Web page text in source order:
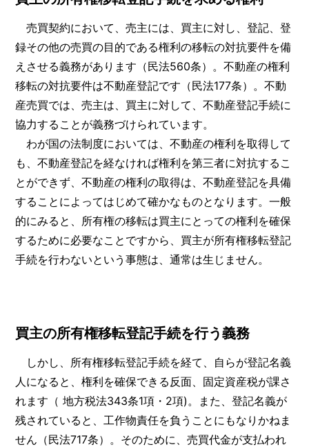
売買契約において、売主には、買主に対し、登記、登
録その他の売買の目的である権利の移転の対抗要件を備
えさせる義務があります（民法560条）。不動産の権利
移転の対抗要件は不動産登記です（民法177条）。不動
産売買では、売主は、買主に対して、不動産登記手続に
協力することが義務づけられています。
わが国の法制度においては、不動産の権利を取得して
も、不動産登記を経なければ権利を第三者に対抗するこ
とができず、不動産の権利の取得は、不動産登記を具備
することによってはじめて確かなものとなります。一般
的にみると、所有権の移転は買主にとっての権利を確保
するために必要なことですから、買主が所有権移転登記
手続を行わないという事態は、通常は生じません。
買主の所有権移転登記手続を行う義務
しかし、所有権移転登記手続を経て、自らが登記名義
人になると、権利を確保できる反面、固定資産税が課さ
れます（ 地方税法343条1項・2項)。また、登記名義が
残されていると、工作物責任を負うことにもなりかねま
せん（民法717条）。そのために、売買代金が支払われ